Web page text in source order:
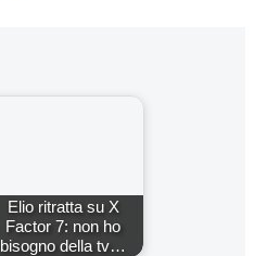
Elio ritratta su X
Factor 7: non ho
bisogno della tv…